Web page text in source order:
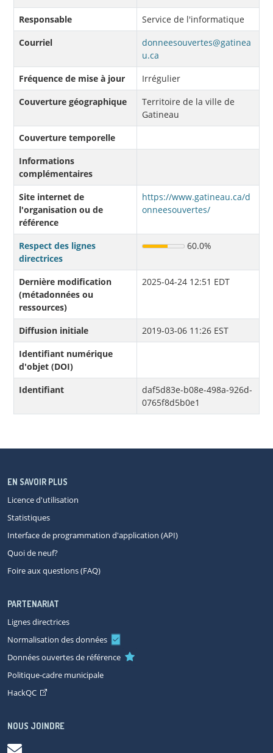
Responsable
Service de l'informatique
Courriel
donneesouvertes@gatinea
u.ca
Fréquence de mise à jour
Irrégulier
Couverture géographique
Territoire de la ville de
Gatineau
Couverture temporelle
Informations
complémentaires
Site internet de
l'organisation ou de
référence
https://www.gatineau.ca/d
onneesouvertes/
Respect des lignes
directrices
60.0%
Dernière modification
(métadonnées ou
ressources)
2025-04-24 12:51 EDT
Diffusion initiale
2019-03-06 11:26 EST
Identifiant numérique
d'objet (DOI)
Identifiant
daf5d83e-b08e-498a-926d-
0765f8d5b0e1
EN SAVOIR PLUS
Licence d'utilisation
Statistiques
Interface de programmation d'application (API)
Quoi de neuf?
Foire aux questions (FAQ)
PARTENARIAT
Lignes directrices
Normalisation des données
Données ouvertes de référence
Politique-cadre municipale
HackQC
NOUS JOINDRE